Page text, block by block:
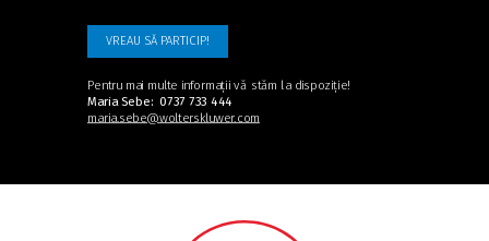
VREAU SĂ PARTICIP!
Pentru mai multe informații vă stăm la dispoziție!
Maria Sebe: 0737 733 444
maria.sebe@wolterskluwer.com